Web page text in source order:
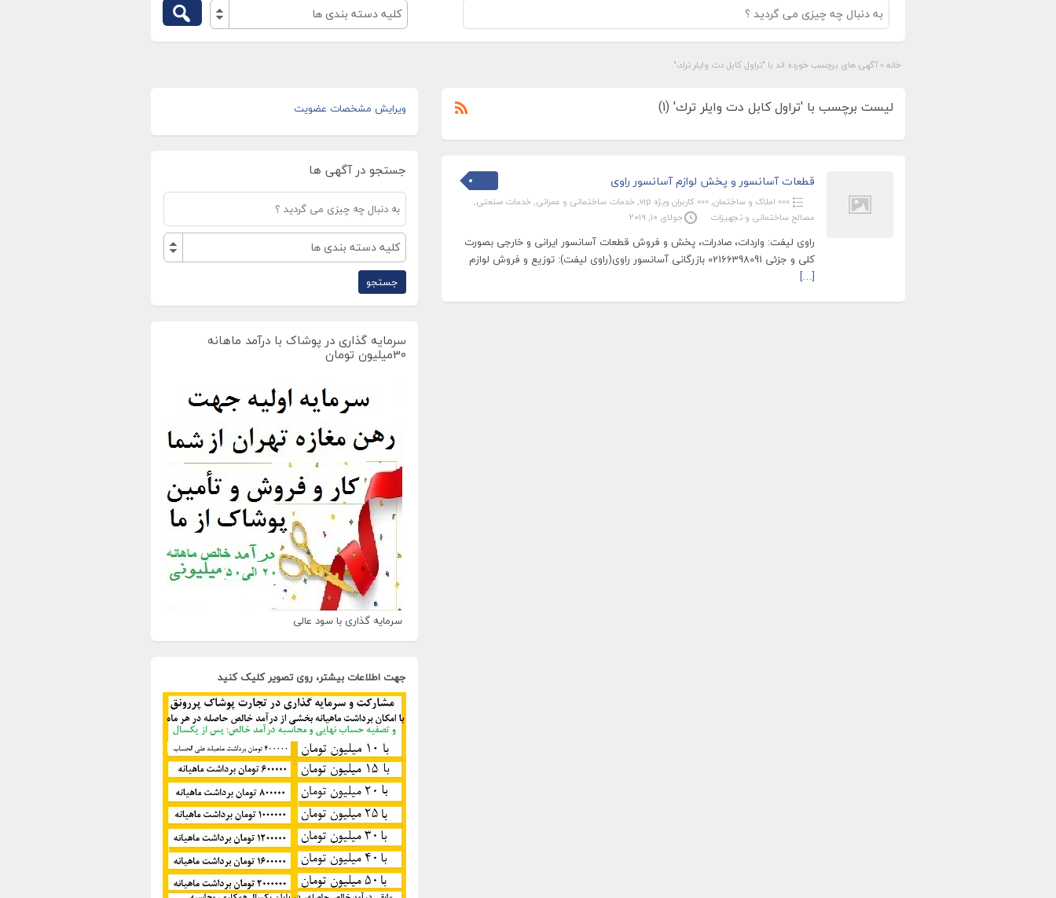
کلیه دسته بندی ها
خانه » آگهی های برچسب خورده اند با "تراول كابل دت وایلر ترك"
لیست برچسب با 'تراول كابل دت وایلر ترك' (1)
قطعات آسانسور و پخش لوازم آسانسور راوی
»»» املاک و ساختمان, »»» کاربران ویژه vip , خدمات ساختمانی و عمرانی, خدمات صنعتی,
مصالح ساختمانی و تجهیزات
جولای 10, 2019
راوی لیفت: واردات، صادرات، پخش و فروش قطعات آسانسور ایرانی و خارجی بصورت
کلی و جزئی 02166398091 بازرگانی آسانسور راوی(راوی لیفت): توزیع و فروش لوازم
[…]
ویرایش مشخصات عضویت
جستجو در آگهی ها
کلیه دسته بندی ها
سرمایه گذاری در پوشاک با درآمد ماهانه
30میلیون تومان
سرمایه گذاری با سود عالی
جهت اطلاعات بیشتر، روی تصویر کلیک کنید